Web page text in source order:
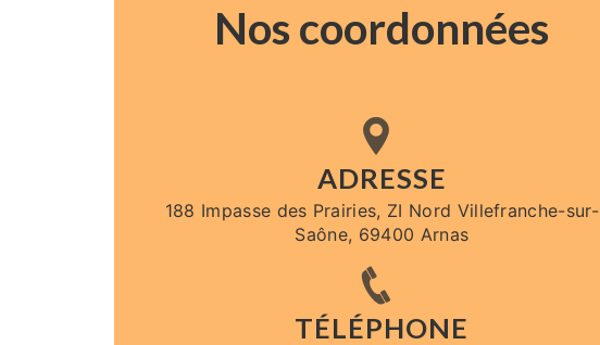
Nos coordonnées
ADRESSE
188 Impasse des Prairies, ZI Nord Villefranche-sur-
Saône, 69400 Arnas
TÉLÉPHONE